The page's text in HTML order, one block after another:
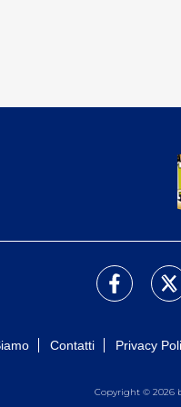
Contatti Privacy
Copyright © 2026